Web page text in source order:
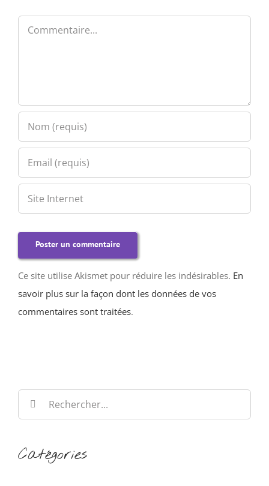
Commentaire
Ce site utilise Akismet pour réduire les indésirables. En
savoir plus sur la façon dont les données de vos
commentaires sont traitées.
Rechercher:
Catégories